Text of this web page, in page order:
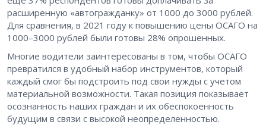
расширенную «автогражданку» от 1000 до 3000 рублей.
Для сравнения, в 2021 году к повышению цены ОСАГО на
1000–3000 рублей были готовы 28% опрошенных.
Многие водители заинтересованы в том, чтобы ОСАГО
превратился в удобный набор инструментов, который
каждый смог бы подстроить под свои нужды с учетом
материальной возможности. Такая позиция показывает
осознанность наших граждан и их обеспокоенность
будущим в связи с высокой неопределенностью.